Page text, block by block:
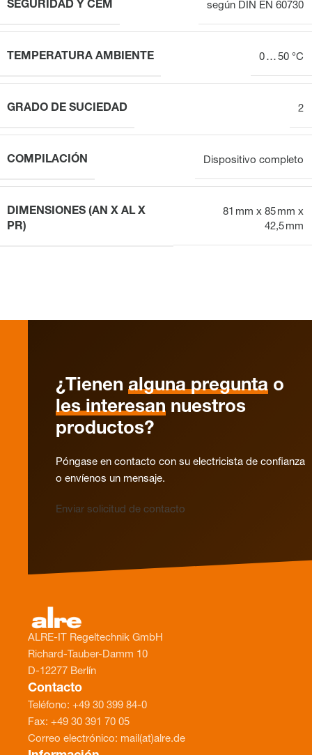
SEGURIDAD Y CEM según DIN EN 60730
TEMPERATURA AMBIENTE 0 … 50 °C
GRADO DE SUCIEDAD 2
COMPILACIÓN Dispositivo completo
DIMENSIONES (AN X AL X
PR)
81 mm x 85 mm x
42,5 mm
¿Tienen alguna pregunta o
les interesan nuestros
productos?
Póngase en contacto con su electricista de confianza
o envíenos un mensaje.
Enviar solicitud de contacto
ALRE-IT Regeltechnik GmbH
Richard-Tauber-Damm 10
D-12277 Berlín
Contacto
Teléfono: +49 30 399 84-0
Fax: +49 30 391 70 05
Correo electrónico: mail(at)alre.de